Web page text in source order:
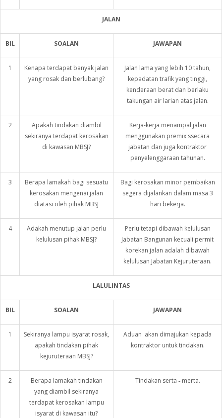
JALAN
BIL SOALAN JAWAPAN
1
Kenapa terdapat banyak jalan
yang rosak dan berlubang?
Jalan lama yang lebih 10 tahun,
kepadatan trafik yang tinggi,
kenderaan berat dan berlaku
takungan air larian atas jalan.
2
Apakah tindakan diambil
sekiranya terdapat kerosakan
di kawasan MBSJ?
Kerja-kerja menampal jalan
menggunakan premix ssecara
jabatan dan juga kontraktor
penyelenggaraan tahunan.
3
Berapa lamakah bagi sesuatu
kerosakan mengenai jalan
diatasi oleh pihak MBSJ
Bagi kerosakan minor pembaikan
segera dijalankan dalam masa 3
hari bekerja.
4
Adakah menutup jalan perlu
kelulusan pihak MBSJ?
Perlu tetapi dibawah kelulusan
Jabatan Bangunan kecuali permit
korekan jalan adalah dibawah
kelulusan Jabatan Kejuruteraan.
LALULINTAS
BIL SOALAN JAWAPAN
1
Sekiranya lampu isyarat rosak,
apakah tindakan pihak
kejuruteraan MBSJ?
Aduan akan dimajukan kepada
kontraktor untuk tindakan.
2
Berapa lamakah tindakan
yang diambil sekiranya
terdapat kerosakan lampu
isyarat di kawasan itu?
Tindakan serta ‑ merta.